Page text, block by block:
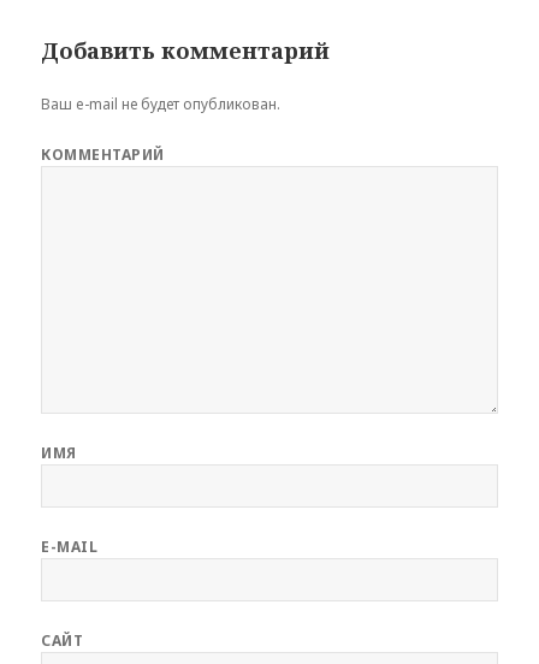
Добавить комментарий
Ваш e-mail не будет опубликован.
КОММЕНТАРИЙ
ИМЯ
E-MAIL
САЙТ